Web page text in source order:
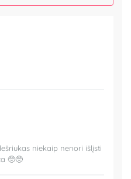
niekaip nenori išlįsti
🥺🥺